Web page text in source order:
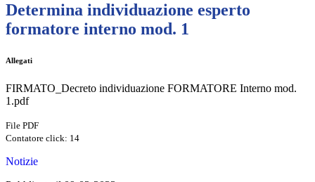
Determina individuazione esperto
formatore interno mod. 1
Allegati
FIRMATO_Decreto individuazione FORMATORE Interno mod.
1.pdf
File PDF
Contatore click: 14
Notizie